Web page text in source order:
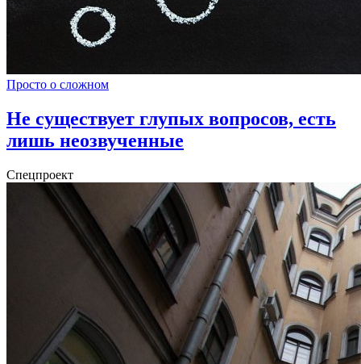
Просто о сложном
Не существует глупых вопросов, есть
лишь неозвученные
Спецпроект